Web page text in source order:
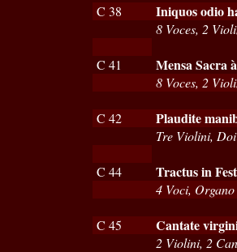
C 38 Iniquos odio
8 Voces, 2
C 41 Mensa Sacra
8 Voces, 2
C 42 Plaudite
Tre Violini,
C 44 Tractus in
4 Voci, Organo
C 45 Cantate
2 Violini, 2